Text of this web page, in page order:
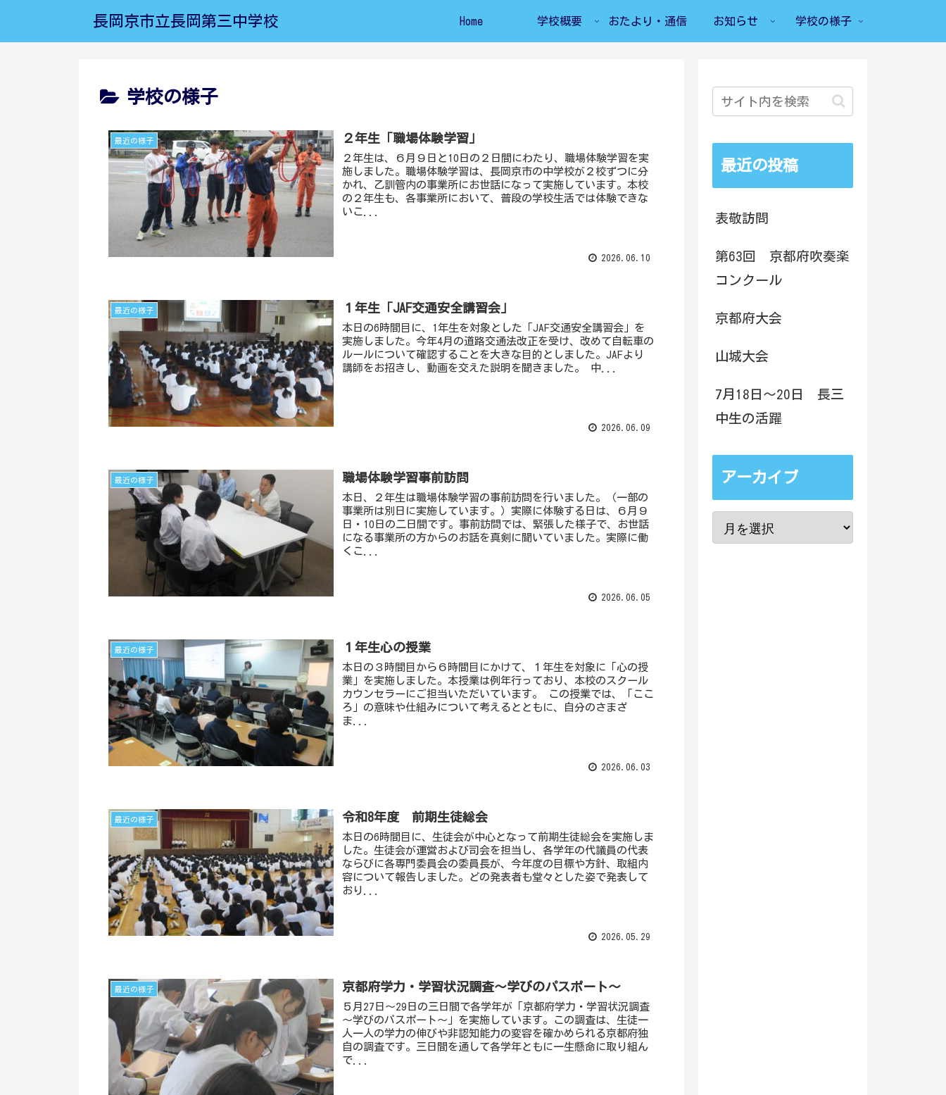
長岡京市立長岡第三中学校 Home 学校概要 おたより・通信 お知らせ 学校の様子
学校の様子
最近の様子 ２年生「職場体験学習」
２年生は、６月９日と10日の２日間にわたり、職場体験学習を実
施しました。職場体験学習は、長岡京市の中学校が２校ずつに分
かれ、乙訓管内の事業所にお世話になって実施しています。本校
の２年生も、各事業所において、普段の学校生活では体験できな
いこ...
2026.06.10
最近の様子 １年生「JAF交通安全講習会」
本日の6時間目に、1年生を対象とした「JAF交通安全講習会」を
実施しました。今年4月の道路交通法改正を受け、改めて自転車の
ルールについて確認することを大きな目的としました。JAFより
講師をお招きし、動画を交えた説明を聞きました。 中...
2026.06.09
最近の様子 職場体験学習事前訪問
本日、２年生は職場体験学習の事前訪問を行いました。（一部の
事業所は別日に実施しています。）実際に体験する日は、６月９
日・10日の二日間です。事前訪問では、緊張した様子で、お世話
になる事業所の方からのお話を真剣に聞いていました。実際に働
くこ...
2026.06.05
最近の様子 １年生心の授業
本日の３時間目から６時間目にかけて、１年生を対象に「心の授
業」を実施しました。本授業は例年行っており、本校のスクール
カウンセラーにご担当いただいています。 この授業では、「ここ
ろ」の意味や仕組みについて考えるとともに、自分のさまざ
ま...
2026.06.03
最近の様子 令和8年度 前期生徒総会
本日の6時間目に、生徒会が中心となって前期生徒総会を実施しま
した。生徒会が運営および司会を担当し、各学年の代議員の代表
ならびに各専門委員会の委員長が、今年度の目標や方針、取組内
容について報告しました。どの発表者も堂々とした姿で発表して
おり...
2026.05.29
最近の様子 京都府学力・学習状況調査～学びのパスポート～
５月27日～29日の三日間で各学年が「京都府学力・学習状況調査
～学びのパスポート～」を実施しています。この調査は、生徒一
人一人の学力の伸びや非認知能力の変容を確かめられる京都府独
自の調査です。三日間を通して各学年ともに一生懸命に取り組ん
で...
最近の投稿
表敬訪問
第63回 京都府吹奏楽
コンクール
京都府大会
山城大会
7月18日～20日 長三
中生の活躍
アーカイブ